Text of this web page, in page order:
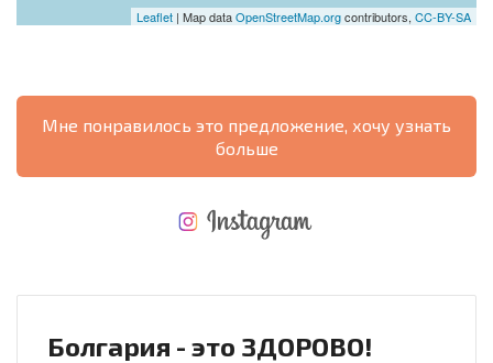
Leaflet | Map dataOpenStreetMap.orgcontributors, CC-BY-SA
Мне понравилось это предложение, хочу узнать
больше
Болгария - это ЗДОРОВО!